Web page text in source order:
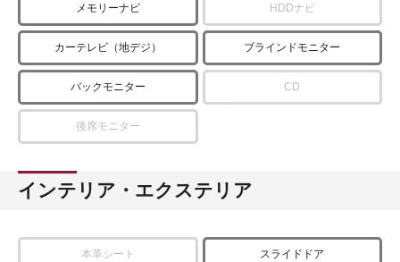
メモリーナビ HDDナビ
カーテレビ（地デジ） ブラインドモニター
バックモニター CD
後席モニター
インテリア・エクステリア
本革シート スライドドア